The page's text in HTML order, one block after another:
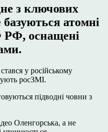
з ключових
базуються атомні
РФ, оснащені
у російському
росЗМІ.
підводні човни з
Оленгорська, а не